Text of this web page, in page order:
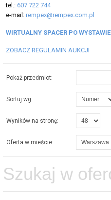
tel.: 607 722 744
e-mail: rempex@rempex.com.pl
WIRTUALNY SPACER PO WYSTAWIE
ZOBACZ REGULAMIN AUKCJI
Pokaż przedmiot:
Sortuj wg:
Wyników na stronę:
Oferta w mieście: